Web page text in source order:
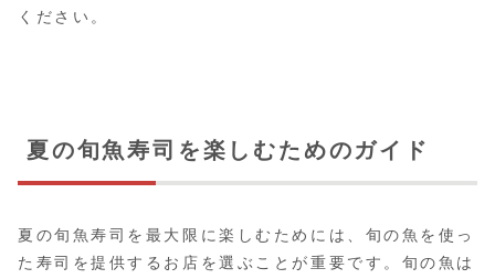
ください。
夏の旬魚寿司を楽しむためのガイド
夏の旬魚寿司を最大限に楽しむためには、旬の魚を使っ
た寿司を提供するお店を選ぶことが重要です。旬の魚は